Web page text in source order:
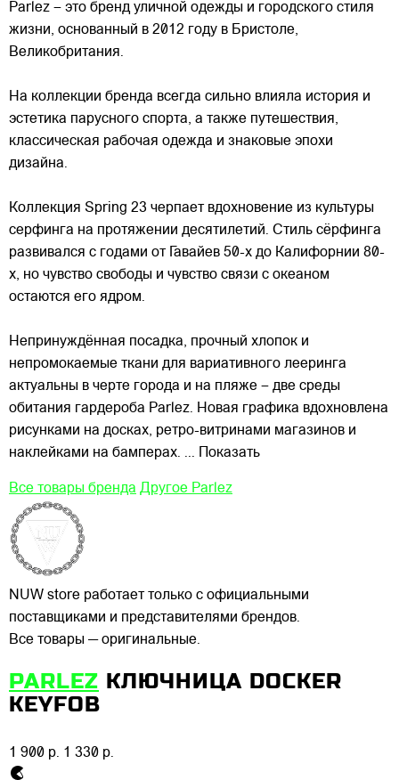
Parlez – это бренд уличной одежды и городского стиля
жизни, основанный в 2012 году в Бристоле,
Великобритания.
На коллекции бренда всегда сильно влияла история и
эстетика парусного спорта, а также путешествия,
классическая рабочая одежда и знаковые эпохи
дизайна.
Коллекция Spring 23 черпает вдохновение из культуры
серфинга на протяжении десятилетий. Стиль сёрфинга
развивался с годами от Гавайев 50-х до Калифорнии 80-
х, но чувство свободы и чувство связи с океаном
остаются его ядром.
Непринуждённая посадка, прочный хлопок и
непромокаемые ткани для вариативного лееринга
актуальны в черте города и на пляже – две среды
обитания гардероба Parlez. Новая графика вдохновлена
рисунками на досках, ретро-витринами магазинов и
наклейками на бамперах. ... Показать
Все товары бренда Другое Parlez
NUW store работает только с официальными
поставщиками и представителями брендов.
Все товары — оригинальные.
PARLEZ КЛЮЧНИЦА DOCKER
KEYFOB
1 900 р. 1 330 р.